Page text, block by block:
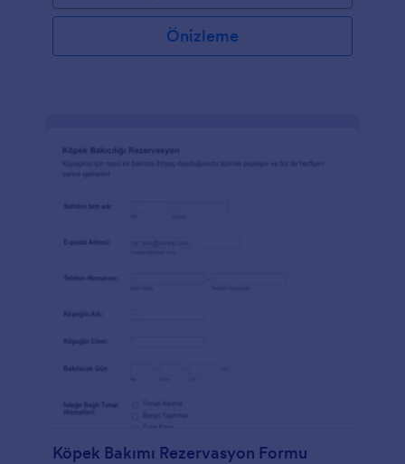
Önizleme
Köpek Bakımı Rezervasyon Formu